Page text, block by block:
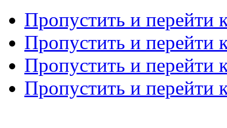
Пропустить и перейти
Пропустить и перейти
Пропустить и перейти
Пропустить и перейти